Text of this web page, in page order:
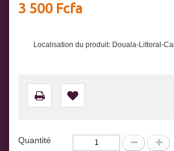
3 500 Fcfa
Localisation du produit: Douala-Littoral-
Quantité